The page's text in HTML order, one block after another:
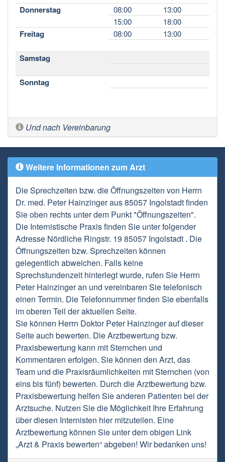
Donnerstag 08:00
13:00
15:00
18:00
Freitag 08:00 13:00
Samstag
Sonntag
Und nach Vereinbarung
Weitere Informationen zum Arzt
Die Sprechzeiten bzw. die Öffnungszeiten von Herrn
Dr. med. Peter Hainzinger aus 85057 Ingolstadt finden
Sie oben rechts unter dem Punkt "Öffnungszeiten".
Die Internistische Praxis finden Sie unter folgender
Adresse Nördliche Ringstr. 19 85057 Ingolstadt . Die
Öffnungszeiten bzw. Sprechzeiten können
gelegentlich abweichen. Falls keine
Sprechstundenzeit hinterlegt wurde, rufen Sie Herrn
Peter Hainzinger an und vereinbaren Sie telefonisch
einen Termin. Die Telefonnummer finden Sie ebenfalls
im oberen Teil der aktuellen Seite.
Sie können Herrn Doktor Peter Hainzinger auf dieser
Seite auch bewerten. Die Arztbewertung bzw.
Praxisbewertung kann mit Sternchen und
Kommentaren erfolgen. Sie können den Arzt, das
Team und die Praxisräumlichkeiten mit Sternchen (von
eins bis fünf) bewerten. Durch die Arztbewertung bzw.
Praxisbewertung helfen Sie anderen Patienten bei der
Arztsuche. Nutzen Sie die Möglichkeit Ihre Erfahrung
über diesen Internisten hier mitzuteilen. Eine
Arztbewertung können Sie unter dem obigen Link
„Arzt & Praxis bewerten“ abgeben! Wir bedanken uns!